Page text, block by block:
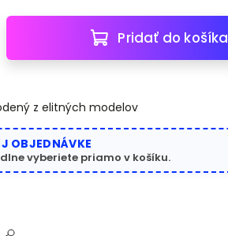
Pridať do košíka
z elitných modelov
OBJEDNÁVKE
vyberiete priamo v košíku.